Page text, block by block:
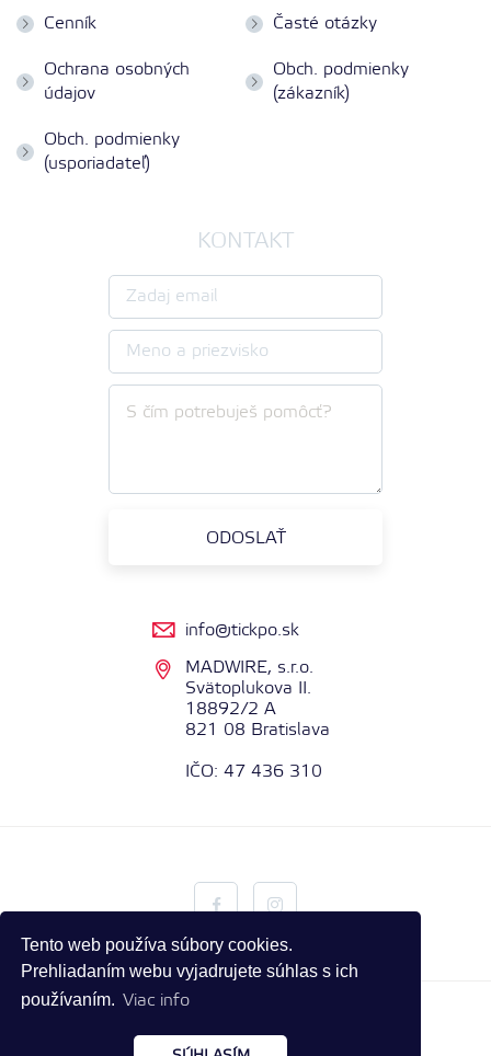
Tento web používa súbory cookies.
Prehliadaním webu vyjadrujete súhlas s ich
používaním. Viac info
Cenník Časté otázky
Ochrana osobných
údajov
Obch. podmienky
(zákazník)
Obch. podmienky
(usporiadateľ)
KONTAKT
info@tickpo.sk
MADWIRE, s.r.o.
Svätoplukova II.
18892/2 A
821 08 Bratislava
IČO: 47 436 310